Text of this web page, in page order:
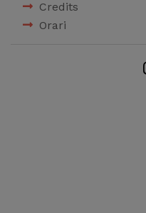
Credits
Orari